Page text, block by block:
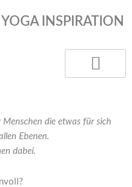
YOGA INSPIRATION
die etwas für sich
Ebenen.
dabei.